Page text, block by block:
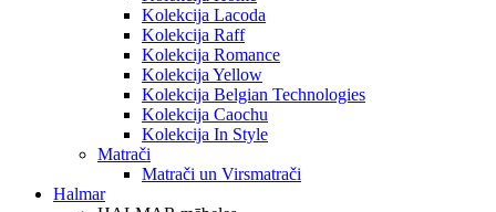
Kolekcija Lacoda
Kolekcija Raff
Kolekcija Romance
Kolekcija Yellow
Kolekcija Belgian Technologies
Kolekcija Caochu
Kolekcija In Style
Matrači
Matrači un Virsmatrači
Halmar